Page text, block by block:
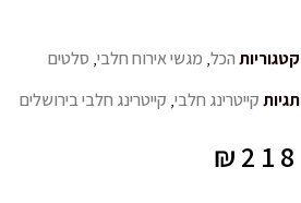
קטגוריות הכל, מגשי אירוח חלבי, סלטים
תגיות קייטרינג חלבי, קייטרינג חלבי בירושלים
₪ 218